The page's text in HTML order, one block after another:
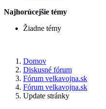
Najhorúcejšie témy
Žiadne témy
Domov
Diskusné fórum
Fórum velkavojna.sk
Fórum velkavojna.sk
Update stránky